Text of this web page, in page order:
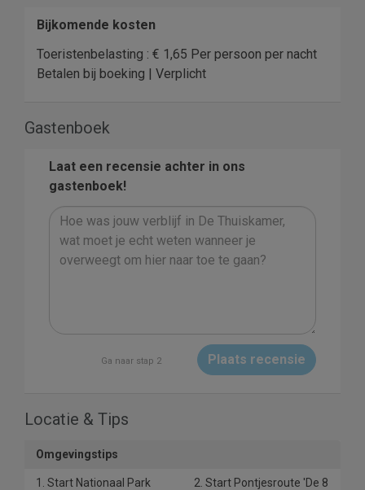
Bijkomende kosten
Toeristenbelasting : € 1,65 Per persoon per nacht
Betalen bij boeking | Verplicht
Gastenboek
Laat een recensie achter in ons
gastenboek!
Ga naar stap 2 Plaats recensie
Locatie & Tips
Omgevingstips
1. Start Nationaal Park
2. Start Pontjesroute 'De 8